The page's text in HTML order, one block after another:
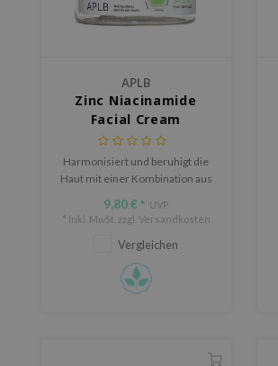
APLB
Zinc Niacinamide
Facial Cream
Harmonisiert und beruhigt die
Haut mit einer Kombination aus
die Sebumproduktion, reduziert
für einen klareren und glatteren
Teint.
9,80 € * UVP
* Inkl. MwSt. zzgl. Versandkosten
Vergleichen